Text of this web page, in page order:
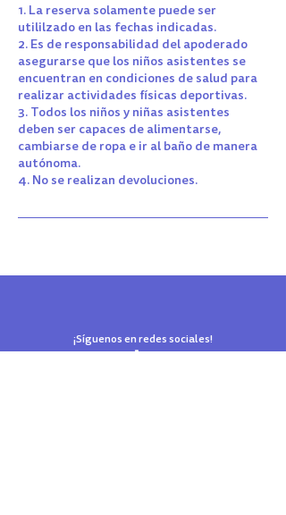
1. La reserva solamente puede ser
utililzado en las fechas indicadas.
2. Es de responsabilidad del apoderado
asegurarse que los niños asistentes se
encuentran en condiciones de salud para
realizar actividades físicas deportivas.
3. Todos los niños y niñas asistentes
deben ser capaces de alimentarse,
cambiarse de ropa e ir al baño de manera
autónoma.
4. No se realizan devoluciones.
¡Síguenos en redes sociales!